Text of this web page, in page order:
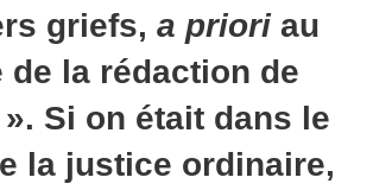
griefs, a prioriau
de la rédaction de
». Si on était dans le
la justice ordinaire,